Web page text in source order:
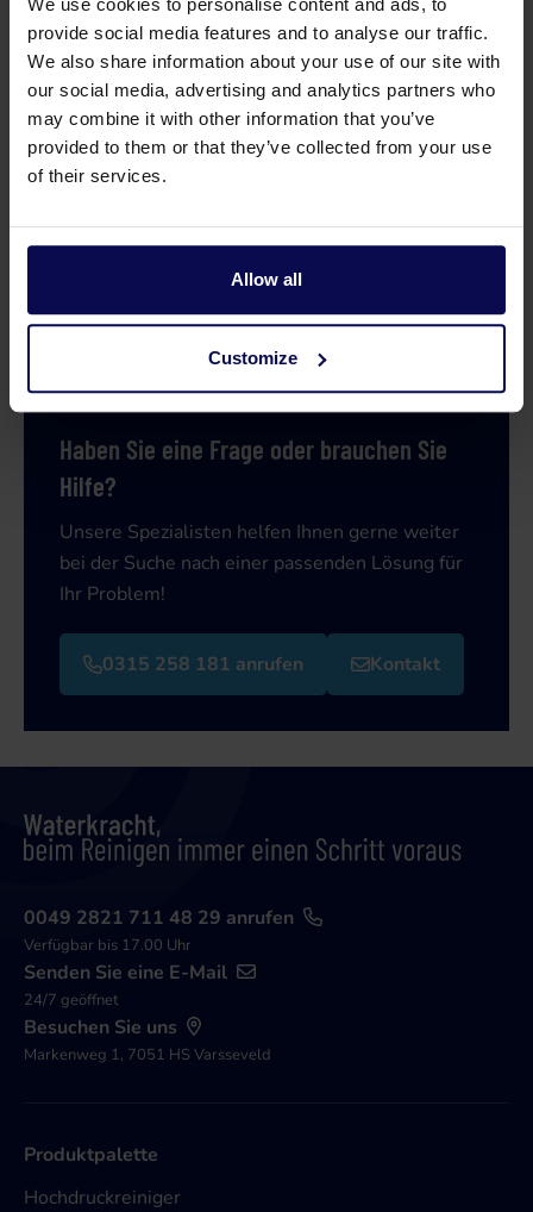
We use cookies to personalise content and ads, to
provide social media features and to analyse our traffic.
We also share information about your use of our site with
our social media, advertising and analytics partners who
may combine it with other information that you’ve
provided to them or that they’ve collected from your use
of their services.
Allow all
Customize
Verkaufseinheit
st
Haben Sie eine Frage oder brauchen Sie
Hilfe?
Unsere Spezialisten helfen Ihnen gerne weiter
bei der Suche nach einer passenden Lösung für
Ihr Problem!
0315 258 181 anrufen Kontakt
0049 2821 711 48 29 anrufen
Verfügbar bis 17.00 Uhr
Senden Sie eine E-Mail
24/7 geöffnet
Besuchen Sie uns
Markenweg 1, 7051 HS Varsseveld
Produktpalette
Hochdruckreiniger